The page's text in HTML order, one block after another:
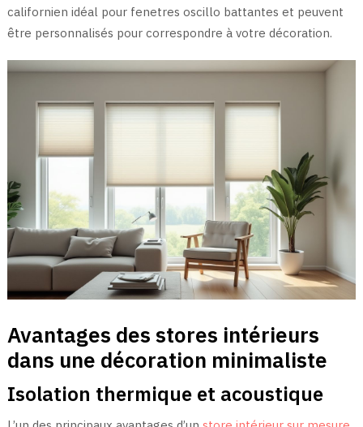
californien idéal pour fenetres oscillo battantes et peuvent
être personnalisés pour correspondre à votre décoration.
Avantages des stores intérieurs
dans une décoration minimaliste
Isolation thermique et acoustique